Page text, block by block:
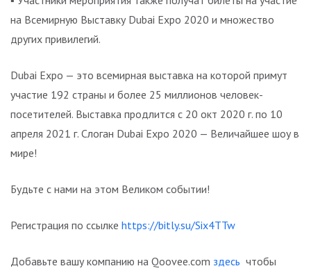
на Всемирную Выставку Dubai Expo 2020 и множество
других привилегий.
Dubai Expo — это всемирная выставка на которой примут
участие 192 страны и более 25 миллионов человек-
посетителей. Выставка продлится с 20 окт 2020 г. по 10
апреля 2021 г. Слоган Dubai Expo 2020 — Величайшее шоу в
мире!
Будьте с нами на этом Великом событии!
Регистрация по ссылке https://bitly.su/Six4TTw
Добавьте вашу компанию на Qoovee.com здесь чтобы